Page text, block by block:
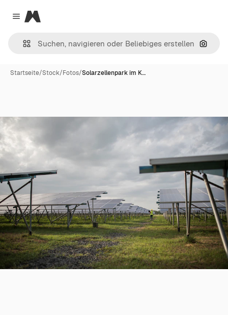
Close menu
Magnific
Nach
Startseite/Stock/Fotos/Solarzellenpark im K…